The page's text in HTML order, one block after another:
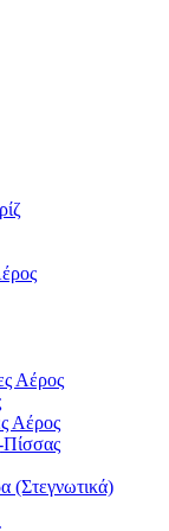
Αέρος
Αέρος
Πίσσας
(Στεγνωτικά)